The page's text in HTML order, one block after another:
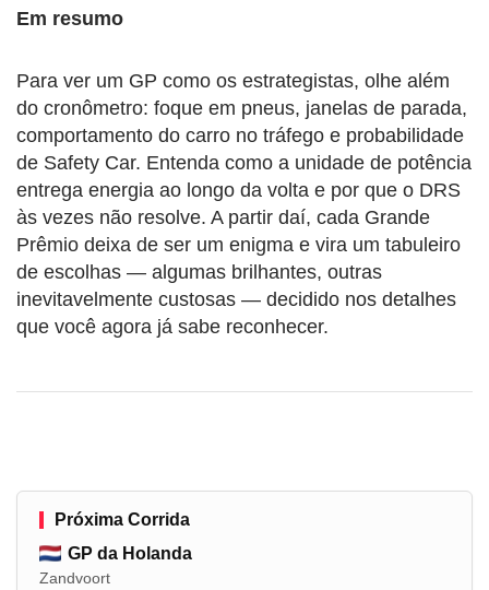
Em resumo
Para ver um GP como os estrategistas, olhe além
do cronômetro: foque em pneus, janelas de parada,
comportamento do carro no tráfego e probabilidade
de Safety Car. Entenda como a unidade de potência
entrega energia ao longo da volta e por que o DRS
às vezes não resolve. A partir daí, cada Grande
Prêmio deixa de ser um enigma e vira um tabuleiro
de escolhas — algumas brilhantes, outras
inevitavelmente custosas — decidido nos detalhes
que você agora já sabe reconhecer.
Próxima Corrida
GP da Holanda
Zandvoort